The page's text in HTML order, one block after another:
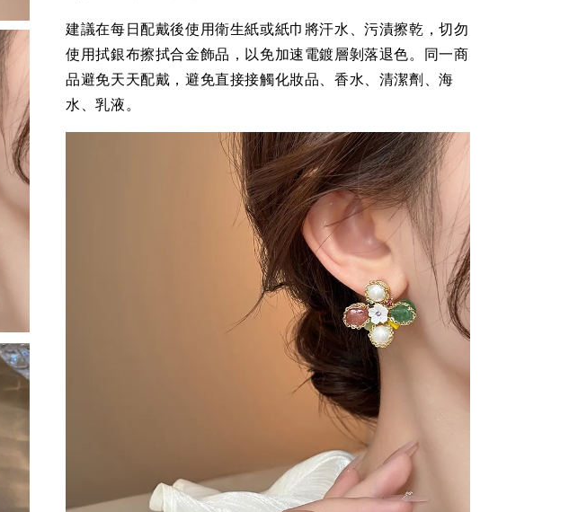
建議在每日配戴後使用衛生紙或紙巾將汗水、污漬擦乾，切勿
使用拭銀布擦拭合金飾品，以免加速電鍍層剝落退色。同一商
品避免天天配戴，避免直接接觸化妝品、香水、清潔劑、海
水、乳液。